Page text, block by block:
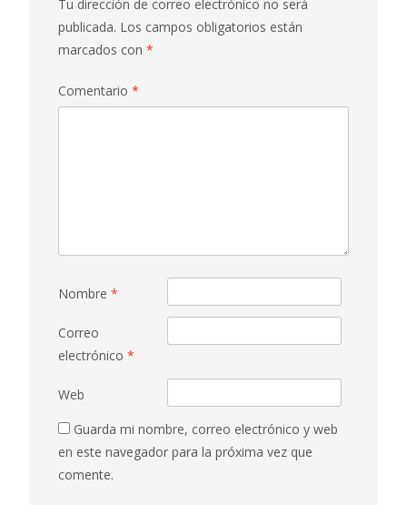
Tu dirección de correo electrónico no será
publicada. Los campos obligatorios están
marcados con *
Comentario *
Nombre *
Correo
electrónico *
Web
Guarda mi nombre, correo electrónico y web
en este navegador para la próxima vez que
comente.